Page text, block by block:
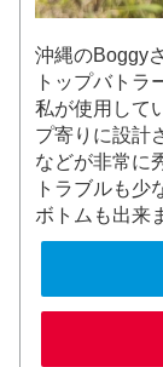
沖縄のBoggy
トップバトラ
私が使用して
プ寄りに設計
などが非常に
トラブルも少
ボトムも出来